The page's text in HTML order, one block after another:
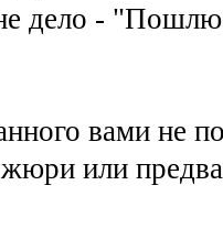
дело -
вами не
или